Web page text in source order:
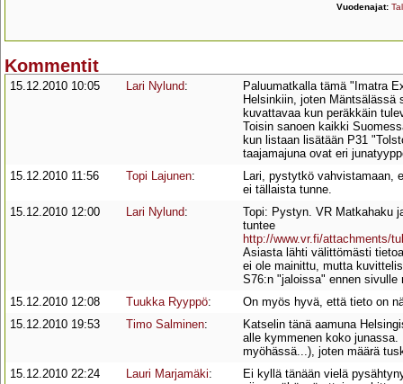
Vuodenajat:
Kommentit
15.12.2010 10:05 Lari Nylund:
Paluumatkalla tämä "Imatra
Helsinkiin, joten Mäntsälässä
kuvattavaa kun peräkkäin
Toisin sanoen kaikki
kun listaan lisätään P31
taajamajuna ovat eri
15.12.2010 11:56
Topi Lajunen:
Lari, pystytkö vahvistamaan,
ei tällaista tunne.
15.12.2010 12:00
Lari Nylund:
Topi: Pystyn. VR Matkahaku
tuntee
http://www.vr.fi/attachments/
Asiasta lähti välittömästi
ei ole mainittu, mutta
S76:n "jaloissa" ennen sivulle
15.12.2010 12:08
Tuukka Ryyppö:
On myös hyvä, että tieto on
15.12.2010 19:53
Timo Salminen:
Katselin tänä aamuna
alle kymmenen koko
myöhässä...), joten määrä
15.12.2010 22:24
Lauri Marjamäki:
Ei kyllä tänään vielä